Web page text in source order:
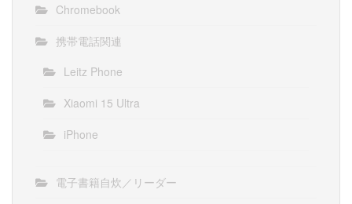
Chromebook
携帯電話関連
Leitz Phone
Xiaomi 15 Ultra
iPhone
電子書籍自炊／リーダー